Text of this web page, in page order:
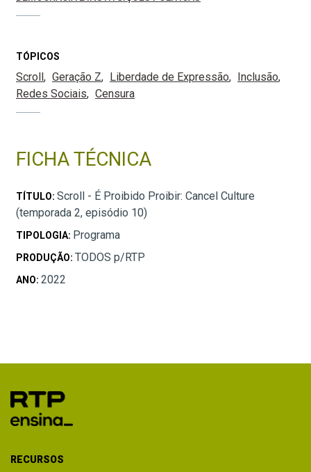
TÓPICOS
Scroll Geração Z Liberdade de Expressão
Inclusão
Redes Sociais
Censura
FICHA TÉCNICA
TÍTULO: Scroll - É Proibido Proibir: Cancel Culture
(temporada 2, episódio 10)
TIPOLOGIA: Programa
PRODUÇÃO: TODOS p/RTP
ANO: 2022
RECURSOS